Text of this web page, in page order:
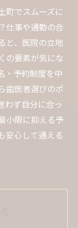
町でスムーズに
仕事や通勤の合
と、医院の立地
の要素が気にな
・予約制度を中
歯医者選びのポ
わず自分に合っ
小限に抑える予
安心して通える